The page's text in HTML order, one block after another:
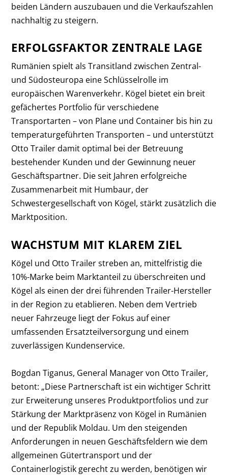
beiden Ländern auszubauen und die Verkaufszahlen
nachhaltig zu steigern.
ERFOLGSFAKTOR ZENTRALE LAGE
Rumänien spielt als Transitland zwischen Zentral-
und Südosteuropa eine Schlüsselrolle im
europäischen Warenverkehr. Kögel bietet ein breit
gefächertes Portfolio für verschiedene
Transportarten – von Plane und Container bis hin zu
temperaturgeführten Transporten – und unterstützt
Otto Trailer damit optimal bei der Betreuung
bestehender Kunden und der Gewinnung neuer
Geschäftspartner. Die seit Jahren erfolgreiche
Zusammenarbeit mit Humbaur, der
Schwestergesellschaft von Kögel, stärkt zusätzlich die
Marktposition.
WACHSTUM MIT KLAREM ZIEL
Kögel und Otto Trailer streben an, mittelfristig die
10%-Marke beim Marktanteil zu überschreiten und
Kögel als einen der drei führenden Trailer-Hersteller
in der Region zu etablieren. Neben dem Vertrieb
neuer Fahrzeuge liegt der Fokus auf einer
umfassenden Ersatzteilversorgung und einem
zuverlässigen Kundenservice.
Bogdan Tiganus, General Manager von Otto Trailer,
betont: „Diese Partnerschaft ist ein wichtiger Schritt
zur Erweiterung unseres Produktportfolios und zur
Stärkung der Marktpräsenz von Kögel in Rumänien
und der Republik Moldau. Um den steigenden
Anforderungen in neuen Geschäftsfeldern wie dem
allgemeinen Gütertransport und der
Containerlogistik gerecht zu werden, benötigen wir